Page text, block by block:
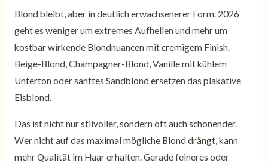
Blond bleibt, aber in deutlich erwachsenerer Form. 2026
geht es weniger um extremes Aufhellen und mehr um
kostbar wirkende Blondnuancen mit cremigem Finish.
Beige-Blond, Champagner-Blond, Vanille mit kühlem
Unterton oder sanftes Sandblond ersetzen das plakative
Eisblond.
Das ist nicht nur stilvoller, sondern oft auch schonender.
Wer nicht auf das maximal mögliche Blond drängt, kann
mehr Qualität im Haar erhalten. Gerade feineres oder